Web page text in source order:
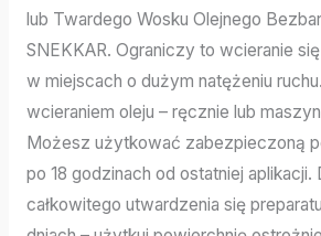
lub Twardego Wosku Olejnego
SNEKKAR. Ograniczy to wcieranie
w miejscach o dużym natężeniu
wcieraniem oleju – ręcznie lub
Możesz użytkować zabezpieczoną
po 18 godzinach od ostatniej aplikacji.
całkowitego utwardzenia się